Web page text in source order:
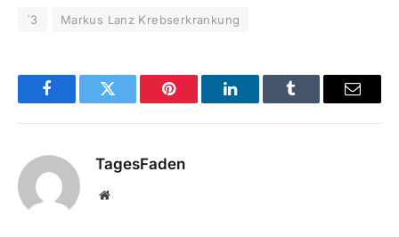
`3 Markus Lanz Krebserkrankung
FacebookTwitter Pinterest LinkedInTumblr Email
TagesFaden
Website